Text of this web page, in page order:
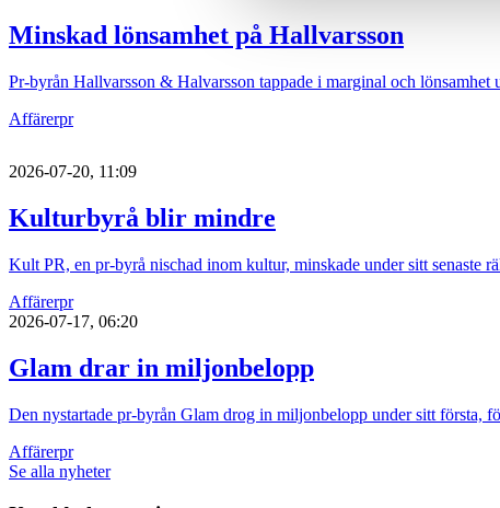
Minskad lönsamhet på Hallvarsson
Pr-byrån Hallvarsson & Halvarsson tappade i marginal och lönsamhet
Affärerpr
2026-07-20, 11:09
Kulturbyrå blir mindre
Kult PR, en pr-byrå nischad inom kultur, minskade under sitt senaste
Affärerpr
2026-07-17, 06:20
Glam drar in miljonbelopp
Den nystartade pr-byrån Glam drog in miljonbelopp under sitt första,
Affärerpr
Se alla nyheter